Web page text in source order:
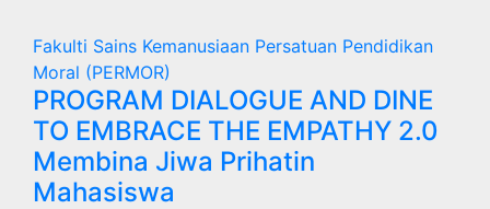
Fakulti Sains Kemanusiaan Persatuan Pendidikan
Moral (PERMOR)
PROGRAM DIALOGUE AND DINE
TO EMBRACE THE EMPATHY 2.0
Membina Jiwa Prihatin
Mahasiswa